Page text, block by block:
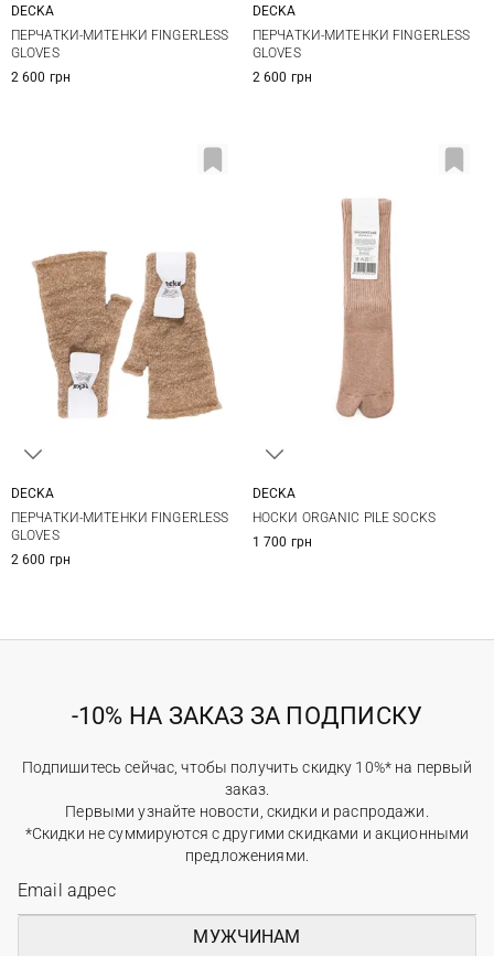
DECKA
ПЕРЧАТКИ-МИТЕНКИ FINGERLESS
GLOVES
2 600 грн
DECKA
ПЕРЧАТКИ-МИТЕНКИ FINGERLESS
GLOVES
2 600 грн
DECKA
ПЕРЧАТКИ-МИТЕНКИ FINGERLESS
GLOVES
2 600 грн
DECKA
НОСКИ ORGANIC PILE SOCKS
1 700 грн
-10% НА ЗАКАЗ ЗА ПОДПИСКУ
Подпишитесь сейчас, чтобы получить скидку 10%* на первый
заказ.
Первыми узнайте новости, скидки и распродажи.
*Скидки не суммируются с другими скидками и акционными
предложениями.
МУЖЧИНАМ